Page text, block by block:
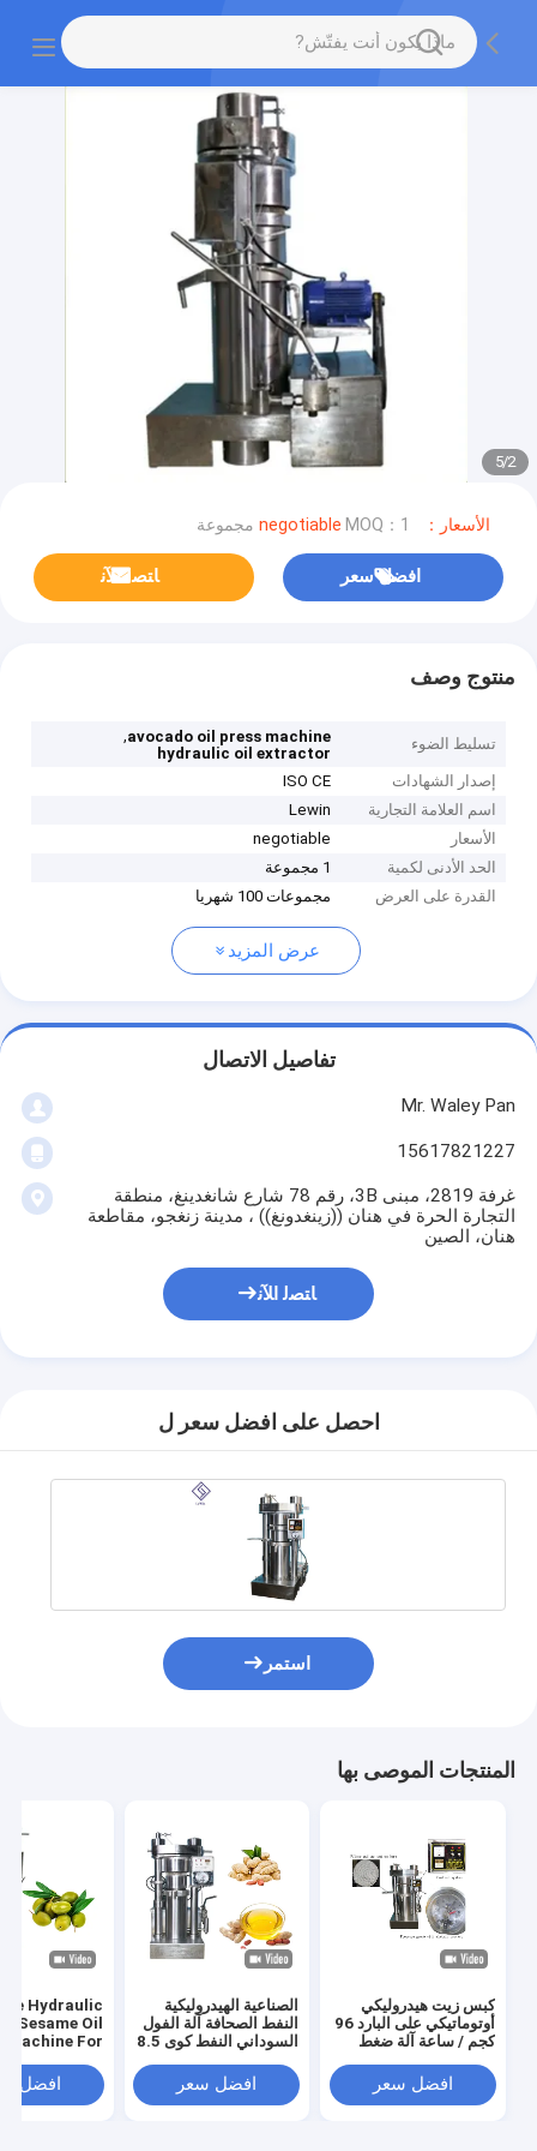
2
/
5
الأسعار：negotiable MOQ：1 مجموعة
افضل سعر ﺎﺘﺼﻟ ﺍﻶﻧ
منتوج وصف
تسليط الضوء avocado oil press machine
,
hydraulic oil extractor
إصدار الشهادات
ISO CE
اسم العلامة التجارية
Lewin
الأسعار
negotiable
الحد الأدنى لكمية
1 مجموعة
القدرة على العرض
مجموعات 100 شهريا
عرض المزيد
تفاصيل الاتصال
Mr. Waley Pan
15617821227
غرفة 2819، مبنى 3B، رقم 78 شارع شانغدينغ، منطقة
التجارة الحرة في هنان ((زينغدونغ)) ، مدينة زنغجو، مقاطعة
هنان، الصين
ﺎﺘﺼﻟ ﺍﻶﻧ
احصل على افضل سعر ل
استمر
المنتجات الموصى بها
كبس زيت هيدروليكي
أوتوماتيكي على البارد 96
كجم / ساعة آلة ضغط
باسكالافضل سعر
الصناعية الهيدروليكية
النفط الصحافة آلة الفول
السوداني النفط كوى 8.5
افضل سعر
Hydraulic
Sesame Oil
Machine For
Avocadoافضل